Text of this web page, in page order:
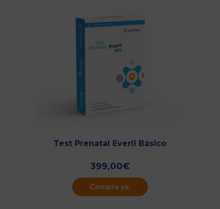
Test Prenatal Everli Básico
399,00€
Compra ya